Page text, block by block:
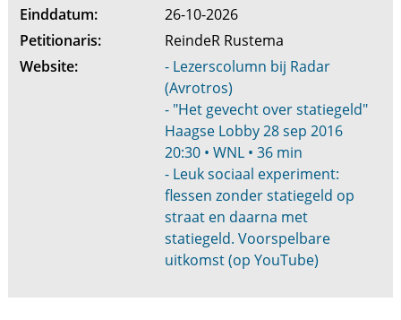
Einddatum:
26-10-2026
Petitionaris:
ReindeR Rustema
Website:
- Lezerscolumn bij Radar
(Avrotros)
- "Het gevecht over statiegeld"
Haagse Lobby 28 sep 2016
20:30 • WNL • 36 min
- Leuk sociaal experiment:
flessen zonder statiegeld op
straat en daarna met
statiegeld. Voorspelbare
uitkomst (op YouTube)